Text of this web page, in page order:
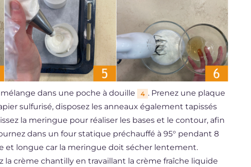
dans une poche à douille 4 . Prenez une plaque
sulfurisé, disposez les anneaux également tapissés
la meringue pour réaliser les bases et le contour, afin
dans un four statique préchauffé à 95° pendant 8
et longue car la meringue doit sécher lentement.
la crème chantilly en travaillant la crème fraîche liquide